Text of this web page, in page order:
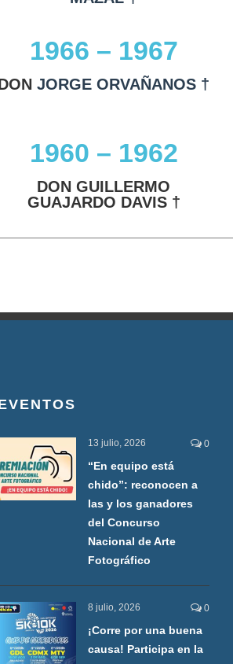
1966 – 1967
JORGE ORVAÑANOS †
1960 – 1962
DON GUILLERMO
GUAJARDO DAVIS †
13 julio, 2026 0
“En equipo está
chido”: reconocen a
las y los ganadores
del Concurso
Nacional de Arte
Fotográfico
8 julio, 2026 0
¡Corre por una buena
causa! Participa en la